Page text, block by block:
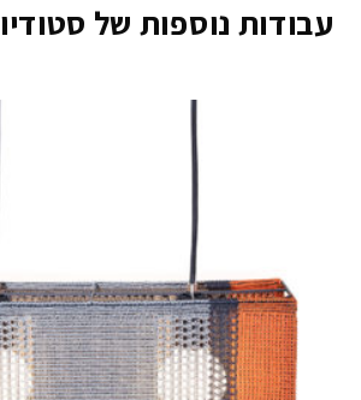
עבודות נוספות של סטודיו Layout